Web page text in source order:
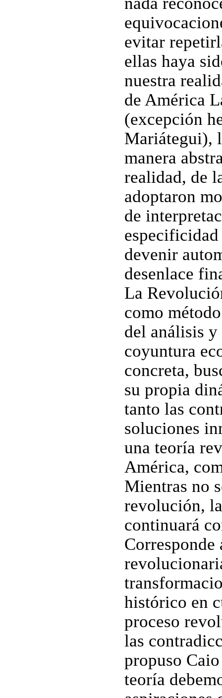
evitar
ellas haya
nuestra
de América
(excepción
Mariátegui),
manera
realidad, de
adoptaron
de
devenir
desenlace
La
como
del análisis
coyuntura
concreta,
su propia
tanto las
soluciones
una teoría
América,
Mientras no
revolución,
continuará
histórico en
proceso
las
propuso
teoría